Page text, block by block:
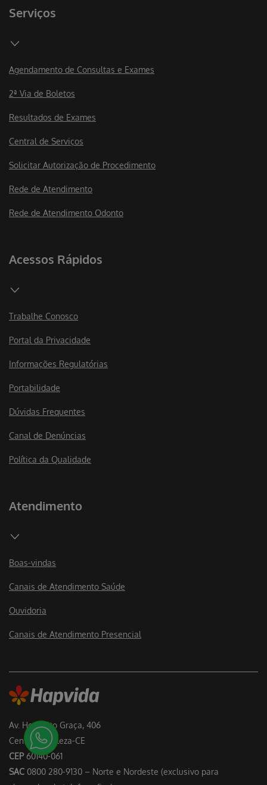
Av. Heráclito Graça, 406
Centro Fortaleza-CE
CEP60140-061
SAC 0800 280-9130 – Norte e Nordeste (exclusivo para
Serviços
Agendamento de Consultas e Exames
2ª Via de Boletos
Resultados de Exames
Central de Serviços
Solicitar Autorização de Procedimento
Rede de Atendimento
Rede de Atendimento Odonto
Acessos Rápidos
Trabalhe Conosco
Portal da Privacidade
Informações Regulatórias
Portabilidade
Dúvidas Frequentes
Canal de Denúncias
Política da Qualidade
Atendimento
Boas-vindas
Canais de Atendimento Saúde
Ouvidoria
Canais de Atendimento Presencial